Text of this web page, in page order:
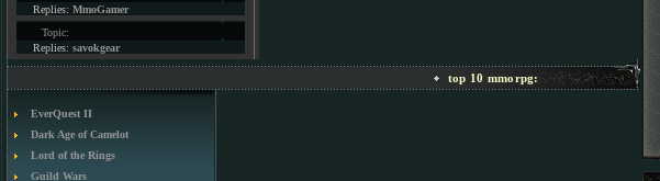
Replies: MmoGamer
Topic:
Replies: savokgear
top 10 mmorpg:
EverQuest II
Dark Age of Camelot
Lord of the Rings
Guild Wars